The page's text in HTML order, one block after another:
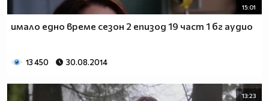
15:01
имало едно време сезон 2 епизод 19 част 1 бг аудио
13 450 30.08.2014
13:23